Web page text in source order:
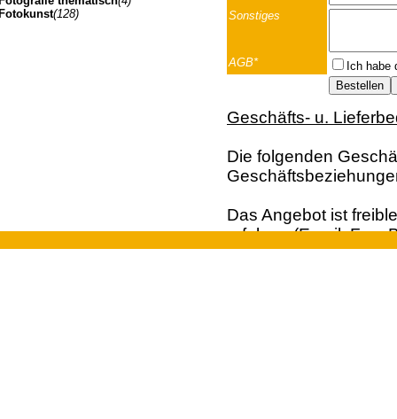
(128)
Sonstiges
AGB* Ich habe
Geschäfts- u.
Die folgenden
Das Angebot ist
erfolgen (Email; Fax;
Vertragsangebot. Die